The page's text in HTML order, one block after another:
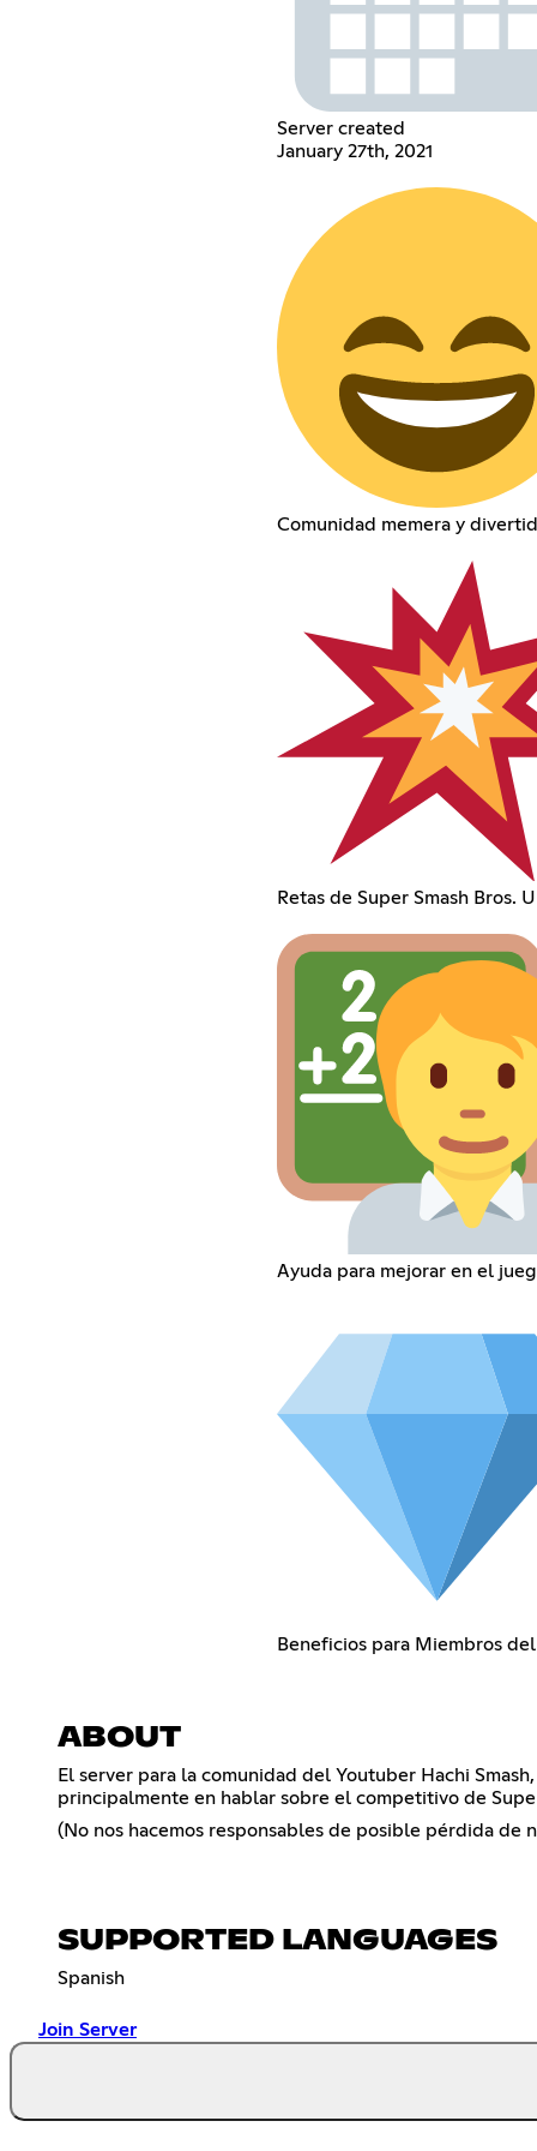
Server created
January 27th, 2021
Comunidad memera y
Retas de Super Smash Bros.
Ayuda para mejorar en el
Beneficios para Miembros
ABOUT
El server para la comunidad del Youtuber Hachi
principalmente en hablar sobre el competitivo de
(No nos hacemos responsables de posible pérdida de
SUPPORTED LANGUAGES
Spanish
Join Server